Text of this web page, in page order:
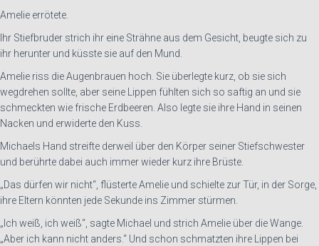
Amelie errötete.
Ihr Stiefbruder strich ihr eine Strähne aus dem Gesicht, beugte sich zu
ihr herunter und küsste sie auf den Mund.
Amelie riss die Augenbrauen hoch. Sie überlegte kurz, ob sie sich
wegdrehen sollte, aber seine Lippen fühlten sich so saftig an und sie
schmeckten wie frische Erdbeeren. Also legte sie ihre Hand in seinen
Nacken und erwiderte den Kuss.
Michaels Hand streifte derweil über den Körper seiner Stiefschwester
und berührte dabei auch immer wieder kurz ihre Brüste.
„Das dürfen wir nicht“, flüsterte Amelie und schielte zur Tür, in der Sorge,
ihre Eltern könnten jede Sekunde ins Zimmer stürmen.
„Ich weiß, ich weiß“, sagte Michael und strich Amelie über die Wange.
„Aber ich kann nicht anders.“ Und schon schmatzten ihre Lippen bei